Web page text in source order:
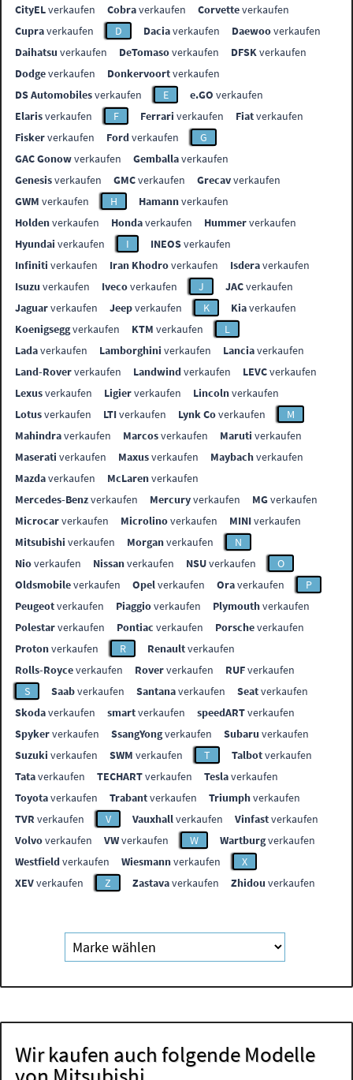
CityELverkaufen Cobraverkaufen Corvetteverkaufen
Cupraverkaufen D Daciaverkaufen Daewooverkaufen
Daihatsu verkaufen DeTomasoverkaufen DFSKverkaufen
Dodgeverkaufen Donkervoortverkaufen
DS Automobilesverkaufen E e.GO verkaufen
Elarisverkaufen F Ferrari verkaufen Fiatverkaufen
Fiskerverkaufen Fordverkaufen
G
GAC Gonowverkaufen Gemballaverkaufen
Genesisverkaufen GMCverkaufen Grecavverkaufen
GWM verkaufen H Hamannverkaufen
Holdenverkaufen Hondaverkaufen Hummerverkaufen
Hyundai verkaufen I INEOSverkaufen
Infiniti verkaufen Iran Khodroverkaufen Isderaverkaufen
Isuzu verkaufen Ivecoverkaufen J JACverkaufen
Jaguarverkaufen Jeepverkaufen K Kiaverkaufen
Koenigseggverkaufen KTM verkaufen
L
Ladaverkaufen Lamborghini verkaufen Lanciaverkaufen
Land-Roververkaufen Landwindverkaufen LEVCverkaufen
Lexusverkaufen Ligierverkaufen Lincolnverkaufen
Lotusverkaufen LTIverkaufen Lynk Coverkaufen
M
Mahindraverkaufen Marcosverkaufen Maruti verkaufen
Maserati verkaufen Maxusverkaufen Maybachverkaufen
Mazdaverkaufen McLarenverkaufen
Mercedes-Benzverkaufen Mercuryverkaufen MGverkaufen
Microcarverkaufen Microlinoverkaufen MINIverkaufen
Mitsubishi verkaufen Morganverkaufen
N
Nioverkaufen Nissanverkaufen NSUverkaufen
O
Oldsmobileverkaufen Opelverkaufen Oraverkaufen
P
Peugeotverkaufen Piaggioverkaufen Plymouthverkaufen
Polestarverkaufen Pontiac verkaufen Porscheverkaufen
Protonverkaufen R Renaultverkaufen
Rolls-Royceverkaufen Roververkaufen RUFverkaufen
S
Saabverkaufen Santanaverkaufen Seatverkaufen
Skodaverkaufen smartverkaufen speedARTverkaufen
Spykerverkaufen SsangYongverkaufen Subaru verkaufen
Suzuki verkaufen SWM verkaufen T Talbotverkaufen
Tataverkaufen TECHARTverkaufen Teslaverkaufen
Toyotaverkaufen Trabantverkaufen Triumphverkaufen
TVR verkaufen V Vauxhallverkaufen Vinfastverkaufen
Volvoverkaufen VWverkaufen W Wartburgverkaufen
Westfieldverkaufen Wiesmannverkaufen
X
XEVverkaufen Z Zastavaverkaufen Zhidou verkaufen
Wir kaufen auch folgende Modelle